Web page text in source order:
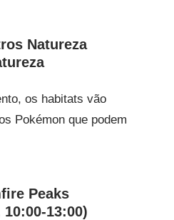
os habitats vão
Pokémon que podem
Peaks
10:00-13:00)